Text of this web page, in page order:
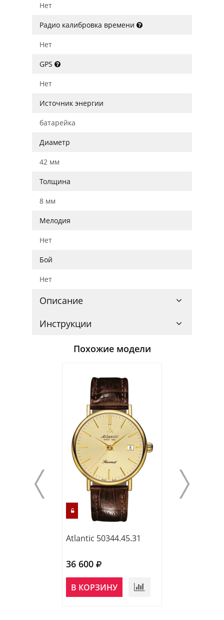
Нет
Радио калибровка времени
Нет
GPS
Нет
Источник энергии
батарейка
Диаметр
42 мм
Толщина
8 мм
Мелодия
Нет
Бой
Нет
Описание
Инструкции
Похожие модели
Atlantic 50344.45.31
36 600
В КОРЗИНУ